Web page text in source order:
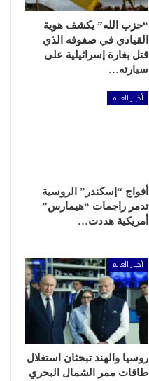
“حزب الله” يكشف هوية
القيادي في صفوفه الذي
قتل بغارة إسرائيلية على
سيارته…
أخبار العالم
أفواج “إسكندر” الروسية
تدمر راجمات “هيمارس”
أمريكية هددت…
أخبار العالم
روسيا والهند تبحثان استغلال
طاقات ممر الشمال البحري